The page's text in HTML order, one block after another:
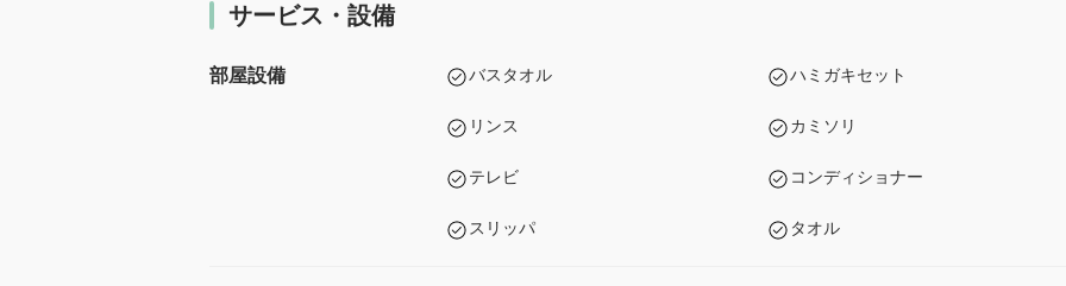
サービス・設備
部屋設備 バスタオル ハミガキセット
リンス カミソリ
テレビ コンディショナー
スリッパ タオル